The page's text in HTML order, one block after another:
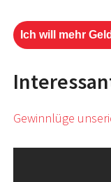
Ich will mehr
Gewinnlüge